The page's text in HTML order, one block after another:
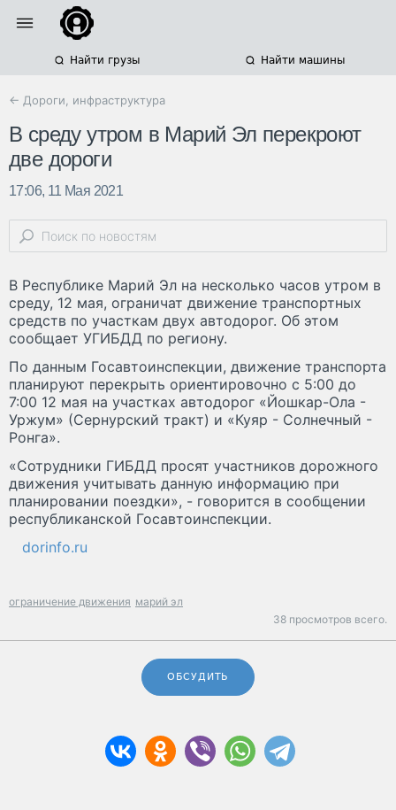
Найти грузы Найти машины
← Дороги, инфраструктура
В среду утром в Марий Эл перекроют
две дороги
17:06, 11 Мая 2021
В Республике Марий Эл на несколько часов утром в
среду, 12 мая, ограничат движение транспортных
средств по участкам двух автодорог. Об этом
сообщает УГИБДД по региону.
По данным Госавтоинспекции, движение транспорта
планируют перекрыть ориентировочно с 5:00 до
7:00 12 мая на участках автодорог «Йошкар-Ола -
Уржум» (Сернурский тракт) и «Куяр - Солнечный -
Ронга».
«Сотрудники ГИБДД просят участников дорожного
движения учитывать данную информацию при
планировании поездки», - говорится в сообщении
республиканской Госавтоинспекции.
dorinfo.ru
ограничение движения марий эл
38 просмотров всего.
ОБСУДИТЬ